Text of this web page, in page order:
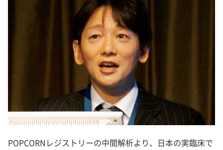
POPCORNレジストリーの中間解析より、日本の実臨床で